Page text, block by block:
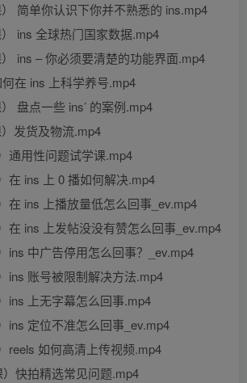
简单你认识下你并不熟悉的 ins.mp4
ins 全球热门国家数据.mp4
ins – 你必须要清楚的功能界面.mp4
在 ins 上科学养号.mp4
盘点一些 ins’ 的案例.mp4
发货及物流.mp4
通用性问题试学课.mp4
在 ins 上 0 播如何解决.mp4
在 ins 上播放量低怎么回事_ev.mp4
在 ins 上发帖没没有赞怎么回事_ev.mp4
ins 中广告停用怎么回事？_ev.mp4
ins 账号被限制解决方法.mp4
ins 上无字幕怎么回事.mp4
ins 定位不准怎么回事_ev.mp4
reels 如何高清上传视频.mp4
快拍精选常见问题.mp4